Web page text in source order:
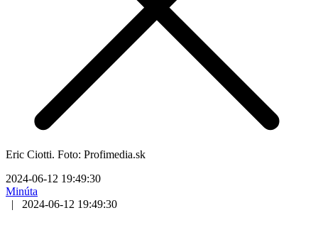
Eric Ciotti. Foto: Profimedia.sk
2024-06-12 19:49:30
Minúta
|
2024-06-12 19:49:30